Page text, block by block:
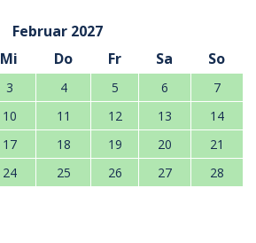
Februar 2027
Mi Do Fr Sa So
3 4 5 6
7
10 11 12 13
14
17 18 19 20
21
24 25 26 27 28